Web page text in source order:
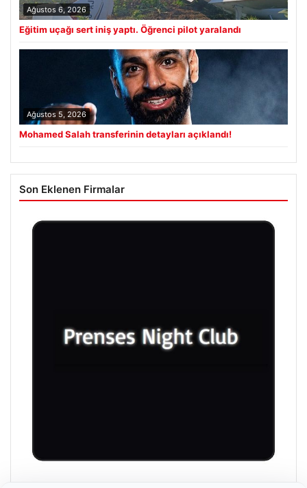
Ağustos 6, 2026
Eğitim uçağı sert iniş yaptı. Öğrenci pilot yaralandı
Ağustos 5, 2026
Mohamed Salah transferinin detayları açıklandı!
Son Eklenen Firmalar